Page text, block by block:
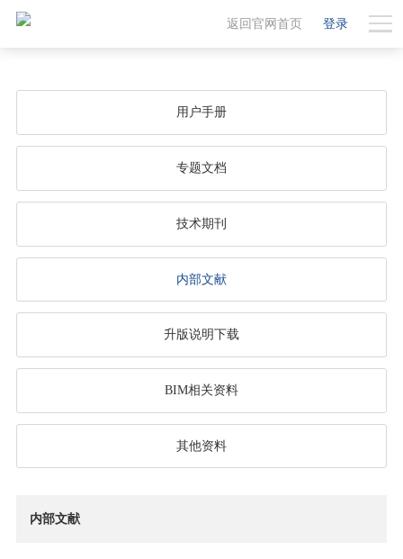
登录
返回官网首页
用户手册
专题文档
技术期刊
内部文献
升版说明下载
BIM相关资料
其他资料
内部文献